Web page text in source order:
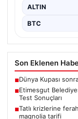
ALTIN
BTC
Son Eklenen
■Dünya Kupası
■Etimesgut
Test Sonuçları
■Tatlı krizlerine
magnolia tarifi